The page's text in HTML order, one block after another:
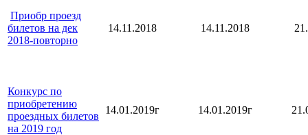
Приобр проезд
билетов на дек
2018-повторно
14.11.2018 14.11.2018
Конкурс по
приобретению
проездных билетов
на 2019 год
14.01.2019г 14.01.2019г